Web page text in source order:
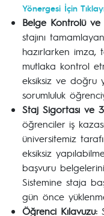
Yönergesi İçin
Belge Kontrolü ve
stajını
hazırlarken
mutlaka kontrol
eksiksiz ve doğru
sorumluluk
Staj Sigortası ve
öğrenciler iş
üniversitemiz
eksiksiz
başvuru
Sistemine staja
gün önce
Öğrenci Kılavuzu: